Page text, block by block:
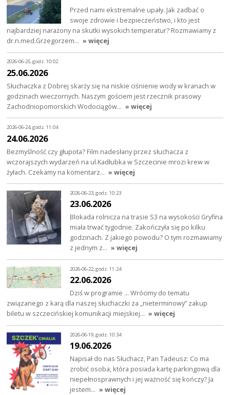
Przed nami ekstremalne upały. Jak zadbać o
swoje zdrowie i bezpieczeństwo, i kto jest
najbardziej narażony na skutki wysokich temperatur? Rozmawiamy z
dr.n.med.Grzegorzem… » więcej
2026-06-25, godz. 10:02
25.06.2026
Słuchaczka z Dobrej skarży się na niskie ciśnienie wody w kranach w
godzinach wieczornych. Naszym gościem jest rzecznik prasowy
Zachodniopomorskich Wodociągów… » więcej
2026-06-24, godz. 11:04
24.06.2026
Bezmyślność czy głupota? Film nadesłany przez słuchacza z
wczorajszych wydarzeń na ul.Kadłubka w Szczecinie mrozi krew w
żyłach. Czekamy na komentarz… » więcej
2026-06-23, godz. 10:23
23.06.2026
Blokada rolnicza na trasie S3 na wysokości Gryfina
miała trwać tygodnie. Zakończyła się po kilku
godzinach. Z jakiego powodu? O tym rozmawiamy
z jednym z… » więcej
2026-06-22, godz. 11:24
22.06.2026
Dziś w programie … Wrócimy do tematu
związanego z karą dla naszej słuchaczki za „nieterminowy” zakup
biletu w szczecińskiej komunikacji miejskiej… » więcej
2026-06-19, godz. 10:34
19.06.2026
Napisał do nas Słuchacz, Pan Tadeusz: Co ma
zrobić osoba, która posiada kartę parkingową dla
niepełnosprawnych i jej ważność się kończy? Ja
jestem… » więcej